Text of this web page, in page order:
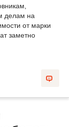
делам на
от марки
заметно